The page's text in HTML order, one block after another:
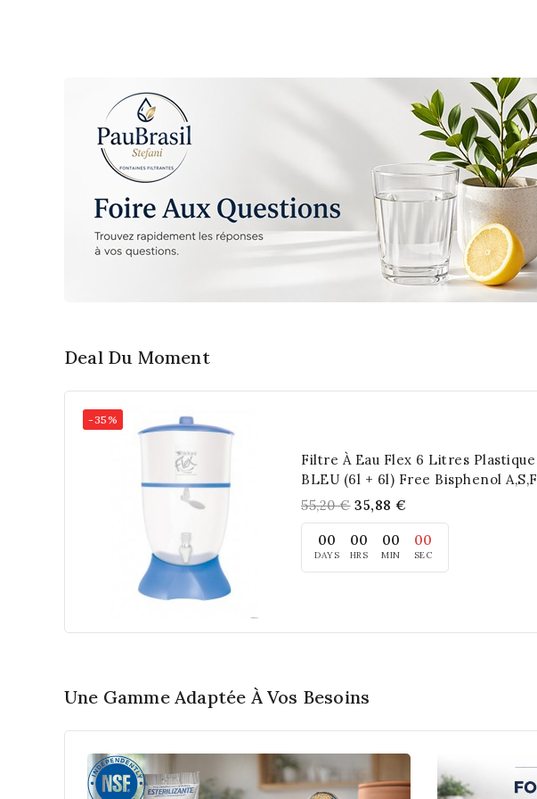
écoulements indésirables
lorsque la cuve basse est
pleine.
Deal Du Moment
-35%
Filtre À Eau Flex 6 Litres Plastique
BLEU (6l + 6l) Free Bisphenol A,S,F
55,20 € 35,88 €
00
DAYS
00
HRS
00
MIN
00
SEC
Une Gamme Adaptée À Vos Besoins